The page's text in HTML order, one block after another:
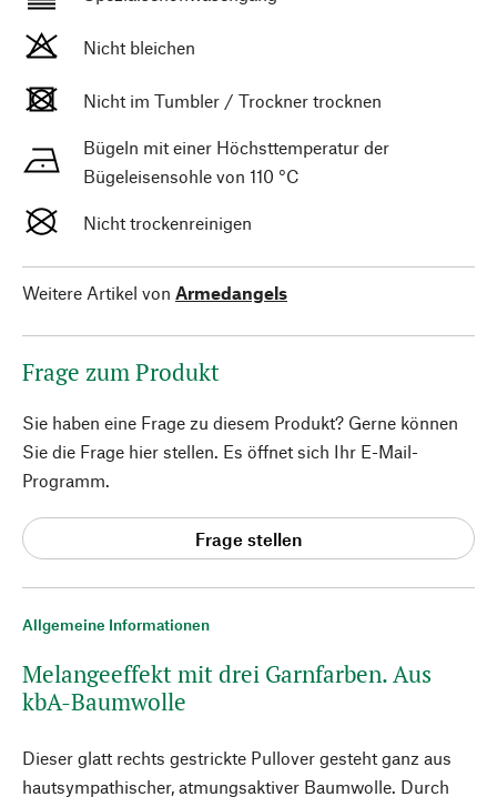
Allgemeine Informationen
Melangeeffekt mit drei Garnfarben. Aus
kbA-Baumwolle
Dieser glatt rechts gestrickte Pullover gesteht ganz aus
hautsympathischer, atmungsaktiver Baumwolle. Durch
Nicht bleichen
Nicht im Tumbler / Trockner trocknen
Bügeln mit einer Höchsttemperatur der
Bügeleisensohle von 110 °C
Nicht trockenreinigen
Weitere Artikel von Armedangels
Frage zum Produkt
Sie haben eine Frage zu diesem Produkt? Gerne können
Sie die Frage hier stellen. Es öffnet sich Ihr E-Mail-
Programm.
Frage stellen